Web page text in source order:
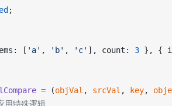
;
[ 'a' , 'b' , 'c' ], count: 3 }, {
= (objVal , srcVal , key,
用特殊逻辑